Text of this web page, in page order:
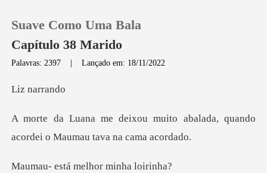
Loja
Suave Como Uma Bala
Capítulo 38 Marido
Palavras: 2397 |Lançado em: 18/11/2022
narr
ito abalada, quando
acordei o
á melhor mi